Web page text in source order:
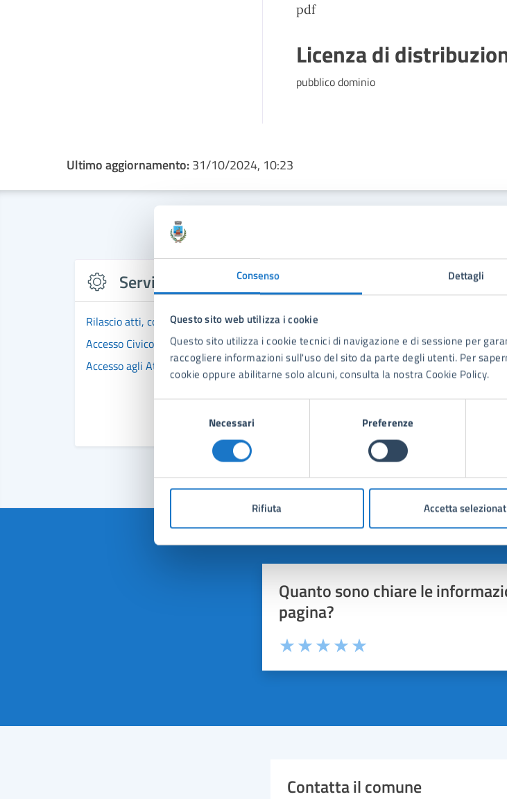
Consenso Dettagli
Questo sito web utilizza i cookie
Questo sito utilizza i cookie tecnici di navigazione e di sessione per
raccogliere informazioni sull'uso del sito da parte degli utenti. Per
cookie oppure abilitarne solo alcuni, consulta la nostra Cookie Policy.
Necessari Preferenze
Rifiuta Accetta
pdf
Licenza di
pubblico dominio
Ultimo aggiornamento:31/10/2024, 10:23
Servizi
Rilascio atti, copie, informazioni ed elaborati conformi di rilievi di incidenti stradali
Accesso Civico agli Atti D.Lgs.33/2013
Accesso agli Atti - L. 241/90
Quanto sono chiare le
pagina?
Contatta il comune